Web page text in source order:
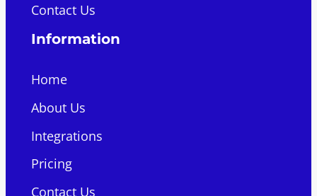
Contact Us
Information
Home
About Us
Integrations
Pricing
Contact Us